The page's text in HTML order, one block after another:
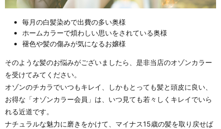
毎月の白髪染めで出費の多い奥様
ホームカラーで煩わしい思いをされている奥様
褪色や髪の傷みが気になるお嬢様
そのような髪のお悩みがございましたら、是非当店のオゾンカラー
を受けてみてください。
オゾンのチカラでいつもキレイ、しかもとっても髪と頭皮に良い、
お得な「オゾンカラー会員」は、いつ見ても若々しくキレイでいら
れる近道です。
ナチュラルな魅力に磨きをかけて、マイナス15歳の髪を取り戻せば